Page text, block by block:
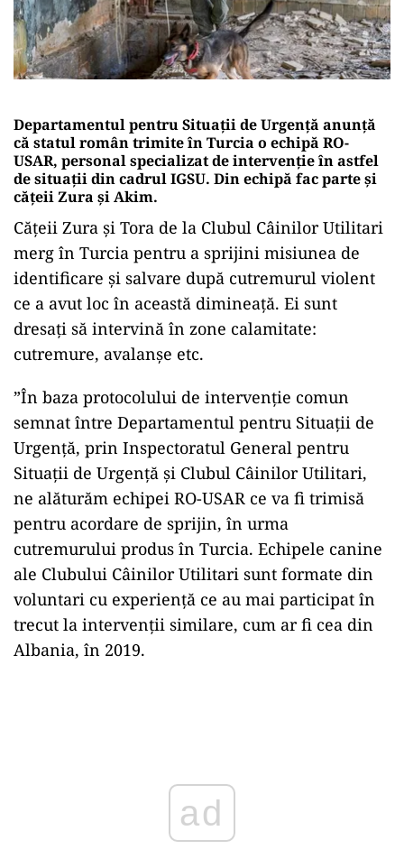
Departamentul pentru Situații de Urgență anunță
că statul român trimiteîn Turcia o echipă RO-
USAR, personal specializat de intervenție în astfel
de situații din cadrul IGSU. Din echipă fac parte și
cățeii Zura și Akim.
Cățeii Zura și Tora de la Clubul Câinilor Utilitari
merg în Turcia pentru a sprijini misiunea de
identificare și salvare după cutremurul violent
ce a avut loc în această dimineață. Ei sunt
dresați să intervină în zone calamitate:
cutremure, avalanșe etc.
”În baza protocolului de intervenție comun
semnat între Departamentul pentru Situații de
Urgență, prin Inspectoratul General pentru
Situații de Urgență și Clubul Câinilor Utilitari,
ne alăturăm echipei RO-USAR ce va fi trimisă
pentru acordare de sprijin, în urma
cutremurului produs în Turcia. Echipele canine
ale Clubului Câinilor Utilitari sunt formate din
voluntari cu experiență ce au mai participat în
trecut la intervenții similare, cum ar fi cea din
Albania, în 2019.